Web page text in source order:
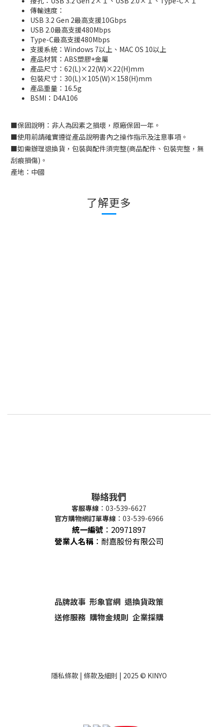
傳輸速度：
USB 3.2 Gen 2最高支援10Gbps
USB 2.0最高支援480Mbps
Type-C最高支援480Mbps
支援系統：Windows 7以上、MAC OS 10以上
產品材質：ABS塑膠+金屬
產品尺寸：62(L)×22(W)×22(H)mm
包裝尺寸：30(L)×105(W)×158(H)mm
產品重量：16.5g
BSMI：D4A106
■保固說明：非人為因素之損壞，原廠保固一年。
■使用前請確實遵從產品說明書內之操作指示及注意事項。
■如需辦理退換貨，包裝與配件須完整(商品配件、包裝完整，無
刮痕損傷) 。
產地：中國
了解更多
聯絡我們
客服專線 ：03-539-6627
官方購物網訂單專線 ：03-539-6966
統一編號 ： 20971897
營業人名稱 ：耐嘉股份有限公司
品牌故事 形象官網 退換貨政策
送修服務 購物金規則 企業採購
隱私條款 | 條款及細則 | 2025 © KINYO